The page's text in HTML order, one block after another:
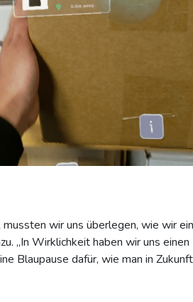
wir uns überlegen, wie wir
„In Wirklichkeit haben wir uns
Blaupause dafür, wie man in